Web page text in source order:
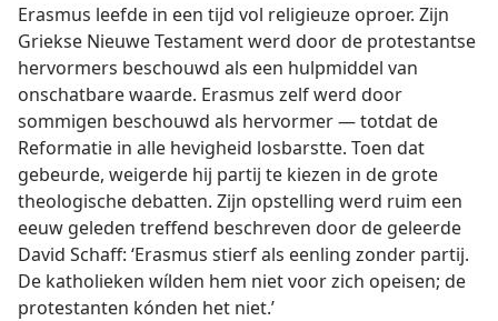
Erasmus leefde in een tijd vol religieuze oproer. Zijn
Griekse Nieuwe Testament werd door de protestantse
hervormers beschouwd als een hulpmiddel van
onschatbare waarde. Erasmus zelf werd door
sommigen beschouwd als hervormer — totdat de
Reformatie in alle hevigheid losbarstte. Toen dat
gebeurde, weigerde hij partij te kiezen in de grote
theologische debatten. Zijn opstelling werd ruim een
eeuw geleden treffend beschreven door de geleerde
David Schaff: ‘Erasmus stierf als eenling zonder partij.
De katholieken wílden hem niet voor zich opeisen; de
protestanten kónden het niet.’